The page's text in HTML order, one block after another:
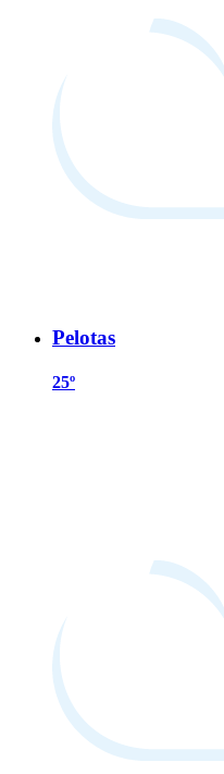
Pelotas
25º